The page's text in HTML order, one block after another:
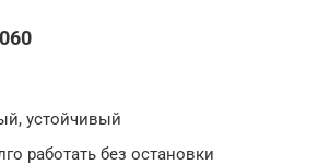
устойчивый
работать без остановки